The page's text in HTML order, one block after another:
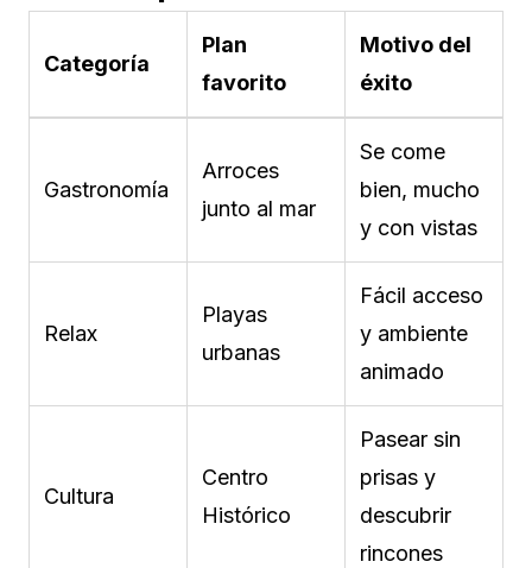
Categoría
Plan
favorito
Motivo del
éxito
Gastronomía
Arroces
junto al mar
Se come
bien, mucho
y con vistas
Relax
Playas
urbanas
Fácil acceso
y ambiente
animado
Cultura
Centro
Histórico
Pasear sin
prisas y
descubrir
rincones